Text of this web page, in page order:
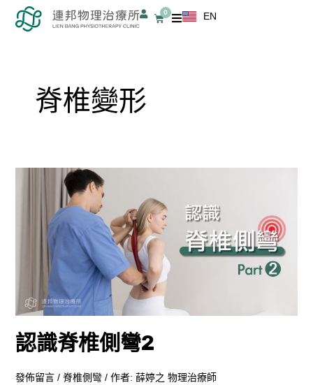
0
購
EN
脊椎變形
認識脊椎側彎2
發佈留言 / 脊椎側彎 / 作者: 薛婷之 物理治療師